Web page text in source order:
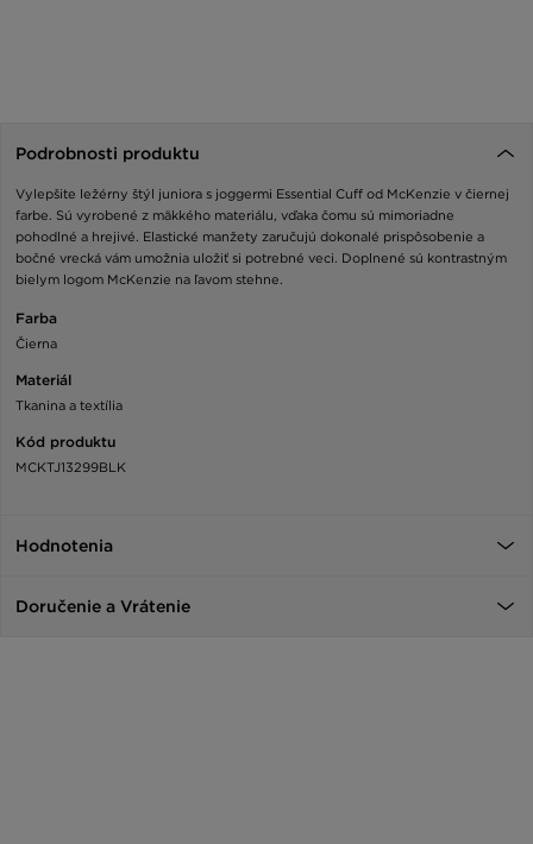
Podrobnosti produktu
Vylepšite ležérny štýl juniora s joggermi Essential Cuff od McKenzie v čiernej
farbe. Sú vyrobené z mäkkého materiálu, vďaka čomu sú mimoriadne
pohodlné a hrejivé. Elastické manžety zaručujú dokonalé prispôsobenie a
bočné vrecká vám umožnia uložiť si potrebné veci. Doplnené sú kontrastným
bielym logom McKenzie na ľavom stehne.
Farba
Čierna
Materiál
Tkanina a textília
Kód produktu
MCKTJ13299BLK
Hodnotenia
Doručenie a Vrátenie